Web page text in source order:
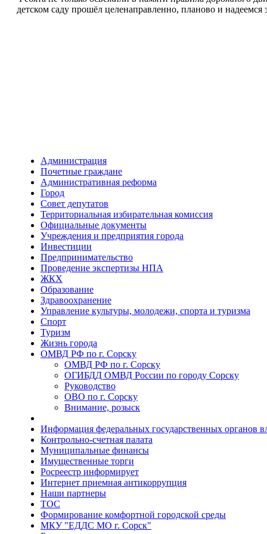
детском саду прошёл целенаправленно, планово и надеемся
Администрация
Почетные граждане
Административная реформа
Город
Совет депутатов
Территориальная избирательная комиссия
Официальные документы
Учреждения и предприятия города
Инвестиции
Предпринимательство
Проведение экспертизы НПА
ЖКХ
Образование
Здравоохранение
Управление культуры, молодежи, спорта и туризма
Спорт
Туризм
Жизнь города
ОМВД РФ по г. Сорску
ОМВД РФ по г. Сорску
ОГИБДД ОМВД России по городу Сорску
Руководство
ОВО по г. Сорску
Внимание, розыск
Информация федеральных государственных органов
Контрольно-счетная палата
Муниципальные финансы
Имущественные торги
Росреестр информирует
Интернет приемная антикоррупция
Наши партнеры
ТОС
Формирование комфортной городской среды
МКУ "ЕДДС МО г. Сорск"